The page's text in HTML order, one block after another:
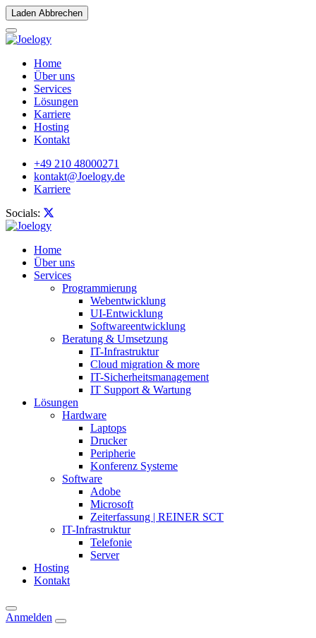
Laden Abbrechen
Home
Über uns
Services
Lösungen
Karriere
Hosting
Kontakt
+49 210 48000271
kontakt@Joelogy.de
Karriere
Socials:
Home
Über uns
Services
Programmierung
Webentwicklung
UI-Entwicklung
Softwareentwicklung
Beratung & Umsetzung
IT-Infrastruktur
Cloud migration & more
IT-Sicherheitsmanagement
IT Support & Wartung
Lösungen
Hardware
Laptops
Drucker
Peripherie
Konferenz Systeme
Software
Adobe
Microsoft
Zeiterfassung | REINER SCT
IT-Infrastruktur
Telefonie
Server
Hosting
Kontakt
Anmelden